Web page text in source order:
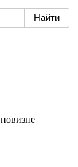
новизне